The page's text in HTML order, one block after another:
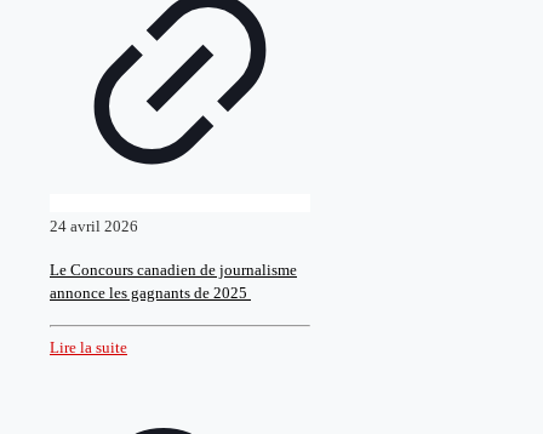
24 avril 2026
Le Concours canadien de journalisme
annonce les gagnants de 2025
Lire la suite